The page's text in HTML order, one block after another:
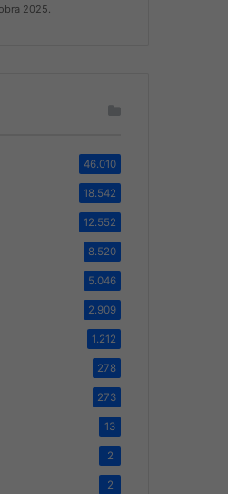
2025.
46.010
18.542
12.552
8.520
5.046
2.909
1.212
278
273
13
2
2